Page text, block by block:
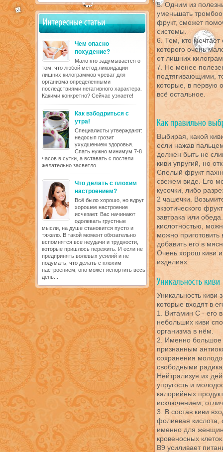
Чем опасно
похудение?
Мало кто задумывается о
том, что любой метод ликвидации
лишних килограммов чреват для
организма определенными
последствиями негативного характера.
Какими конкретно? Сейчас узнаете!
Как взбодриться с
утра!
Специалисты утверждают:
недосып грозит
ухудшением здоровья.
Спать нужно минимум 7-8
часов в сутки, а вставать с постели
желательно засветло...
Что делать с плохим
настроением?
Всё было хорошо, но вдруг
хорошее настроение
исчезает. Вас начинают
одолевать грустные
мысли, на душе становится пусто и
тяжело. В такой момент обязательно
вспомнятся все неудачи и трудности,
которые пришлось пережить. И если не
предпринять волевых усилий и не
подумать, что делать с плохим
настроением, оно может испортить весь
день...
5. Одним из
уменьшать
фрукт, сможет
системы.
6. Тем, кто мечтает
которого очень
от лишних
7. Не менее
подтягивающими,
которые, в первую
всё остальное.
Выбирая, какой
если нажав
должен быть не
киви упругий, но
Спелый фрукт
свежем виде. Его
кусочки, либо
2 чашечки.
экзотического
завтрака или
кислотностью,
можно
добавить его в
Очень хорош киви и
изделиях.
Уникальность киви
которые входят в
1. Витамин С - его
небольших киви
организма в нём.
2. Именно большое
признанным
сохранения
свободными
Нейтрализуя их
упругость и
калорийных
исключением,
3. В состав киви
фолиевая кислота,
именно для
кровеносных
В9 усиливает